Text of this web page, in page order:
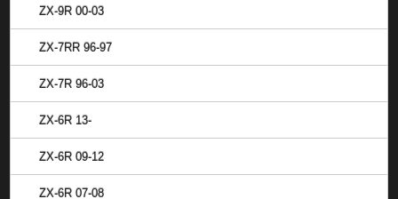
ZX-9R 00-03
ZX-7RR 96-97
ZX-7R 96-03
ZX-6R 13-
ZX-6R 09-12
ZX-6R 07-08